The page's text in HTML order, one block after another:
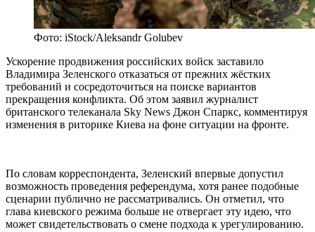
Фото: iStock/Aleksandr Golubev
Ускорение продвижения российских войск заставило
Владимира Зеленского отказаться от прежних жёстких
требований и сосредоточиться на поиске вариантов
прекращения конфликта. Об этом заявил журналист
британского телеканала Sky News Джон Спаркс, комментируя
изменения в риторике Киева на фоне ситуации на фронте.
По словам корреспондента, Зеленский впервые допустил
возможность проведения референдума, хотя ранее подобные
сценарии публично не рассматривались. Он отметил, что
глава киевского режима больше не отвергает эту идею, что
может свидетельствовать о смене подхода к урегулированию.